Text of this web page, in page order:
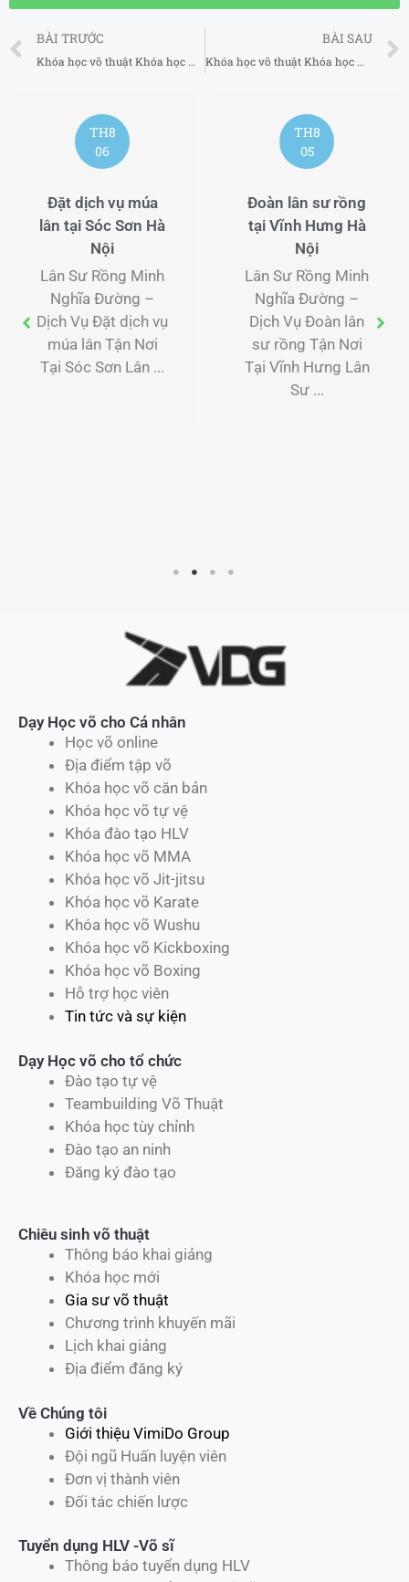
Prev
BÀI TRƯỚC
Khóa học võ thuật Khóa học MMA cho trẻ em uy tín tại Quận 3 TP Hồ Chí Minh
BÀI SAU
Khóa học võ thuật Khóa học MMA cho trẻ em uy tín tại Quận 5 TP Hồ Chí Minh
TH8
06
Đặt dịch vụ múa
lân tại Sóc Sơn Hà
Nội
Lân Sư Rồng Minh
Nghĩa Đường –
Dịch Vụ Đặt dịch vụ
múa lân Tận Nơi
Tại Sóc Sơn Lân ...
TH8
05
Đoàn lân sư rồng
tại Vĩnh Hưng Hà
Nội
Lân Sư Rồng Minh
Nghĩa Đường –
Dịch Vụ Đoàn lân
sư rồng Tận Nơi
Tại Vĩnh Hưng Lân
Sư ...
Dạy Học võ cho Cá nhân
Học võ online
Địa điểm tập võ
Khóa học võ căn bản
Khóa học võ tự vệ
Khóa đào tạo HLV
Khóa học võ MMA
Khóa học võ Jit-jitsu
Khóa học võ Karate
Khóa học võ Wushu
Khóa học võ Kickboxing
Khóa học võ Boxing
Hỗ trợ học viên
Tin tức và sự kiện
Dạy Học võ cho tổ chức
Đào tạo tự vệ
Teambuilding Võ Thuật
Khóa học tùy chỉnh
Đào tạo an ninh
Đăng ký đào tạo
Chiêu sinh võ thuật
Thông báo khai giảng
Khóa học mới
Gia sư võ thuật
Chương trình khuyến mãi
Lịch khai giảng
Địa điểm đăng ký
Về Chúng tôi
Giới thiệu VimiDo Group
Đội ngũ Huấn luyện viên
Đơn vị thành viên
Đối tác chiến lược
Tuyển dụng HLV -Võ sĩ
Thông báo tuyển dụng HLV